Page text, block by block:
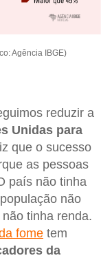
Agência IBGE)
reduzir a
Unidas para
que o sucesso
as pessoas
país não tinha
não
tinha renda.
fome tem
da